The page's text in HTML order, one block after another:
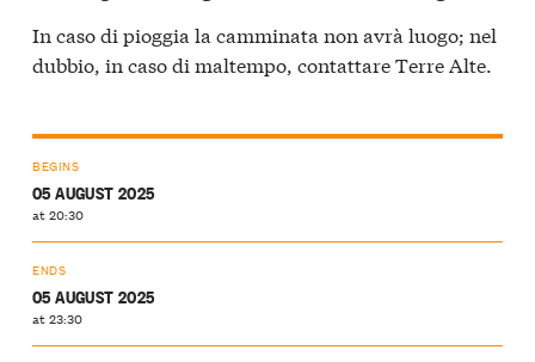
In caso di pioggia la camminata non avrà luogo; nel
dubbio, in caso di maltempo, contattare Terre Alte.
BEGINS
05 AUGUST 2025
at 20:30
ENDS
05 AUGUST 2025
at 23:30